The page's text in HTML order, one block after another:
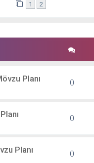
1 2
Planı 0
0
Planı 0